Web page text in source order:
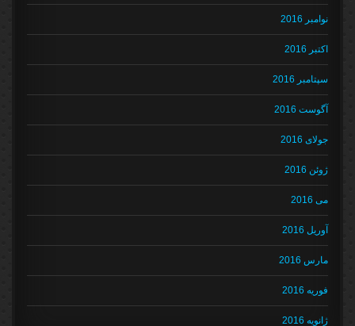
نوامبر 2016
اکتبر 2016
سپتامبر 2016
آگوست 2016
جولای 2016
ژوئن 2016
می 2016
آوریل 2016
مارس 2016
فوریه 2016
ژانویه 2016